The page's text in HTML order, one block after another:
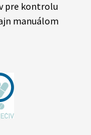
pre kontrolu
manuálom